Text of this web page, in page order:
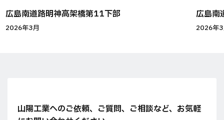
広島南道路明神高架橋第11下部
2026年3月
広島南
2026年
山陽工業へのご依頼、ご質問、ご相談など、 お気軽